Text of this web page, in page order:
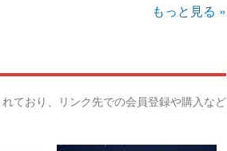
もっと見る »
ており、リンク先での会員登録や購入など